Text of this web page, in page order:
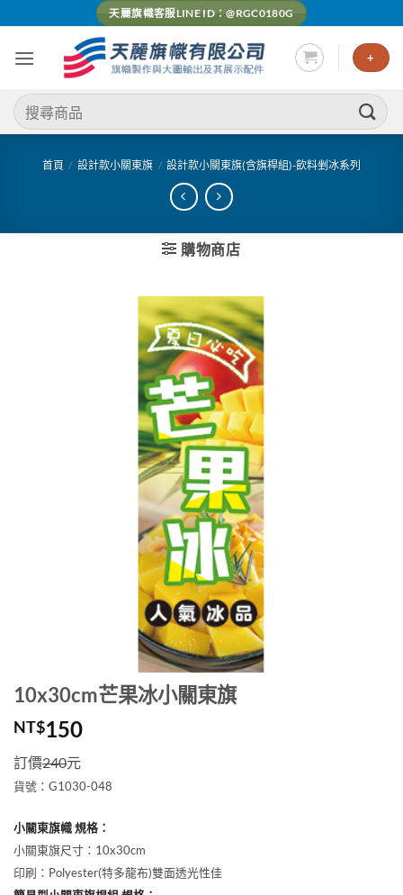
content
天麗旗幟客服LINE ID：@RGC0180G
+
搜
尋
首頁 / 設計款小關東旗 / 設計款小關東旗(含旗桿組)-飲料剉冰系列
購物商店
10x30cm芒果冰小關東旗
NT$150
訂價240元
貨號：G1030-048
小關東旗幟 規格：
小關東旗尺寸：10x30cm
印刷：Polyester(特多龍布)雙面透光性佳